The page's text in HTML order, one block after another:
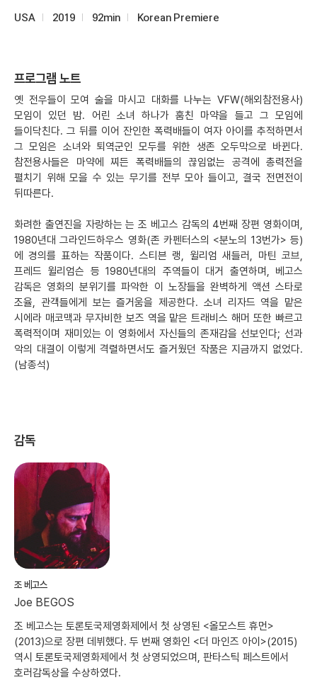
USA 2019 92min Korean Premiere
프로그램 노트
옛 전우들이 모여 술을 마시고 대화를 나누는 VFW(해외참전용사)
모임이 있던 밤. 어린 소녀 하나가 훔친 마약을 들고 그 모임에
들이닥친다. 그 뒤를 이어 잔인한 폭력배들이 여자 아이를 추적하면서
그 모임은 소녀와 퇴역군인 모두를 위한 생존 오두막으로 바뀐다.
참전용사들은 마약에 찌든 폭력배들의 끊임없는 공격에 총력전을
펼치기 위해 모을 수 있는 무기를 전부 모아 들이고, 결국 전면전이
뒤따른다.
화려한 출연진을 자랑하는는 조 베고스 감독의 4번째 장편 영화이며,
1980년대 그라인드하우스 영화(존 카펜터스의 <분노의 13번가> 등)
에 경의를 표하는 작품이다. 스티븐 랭, 윌리엄 새들러, 마틴 코브,
프레드 윌리엄슨 등 1980년대의 주역들이 대거 출연하며, 베고스
감독은 영화의 분위기를 파악한 이 노장들을 완벽하게 액션 스타로
조율, 관객들에게 보는 즐거움을 제공한다. 소녀 리자드 역을 맡은
시에라 매코맥과 무자비한 보즈 역을 맡은 트래비스 해머 또한 빠르고
폭력적이며 재미있는 이 영화에서 자신들의 존재감을 선보인다; 선과
악의 대결이 이렇게 격렬하면서도 즐거웠던 작품은 지금까지 없었다.
(남종석)
감독
조 베고스
Joe BEGOS
조 베고스는 토론토국제영화제에서 첫 상영된 <올모스트 휴먼>
(2013)으로 장편 데뷔했다. 두 번째 영화인 <더 마인즈 아이>(2015)
역시 토론토국제영화제에서 첫 상영되었으며, 판타스틱 페스트에서
호러감독상을 수상하였다.